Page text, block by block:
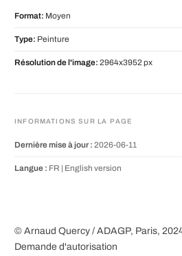
Format: Moyen
Type: Peinture
Résolution de l'image: 2964x3952 px
INFORMATIONS SUR LA PAGE
Dernière mise à jour : 2026-06-11
Langue : FR | English version
© Arnaud Quercy / ADAGP, Paris,
Demande d'autorisation